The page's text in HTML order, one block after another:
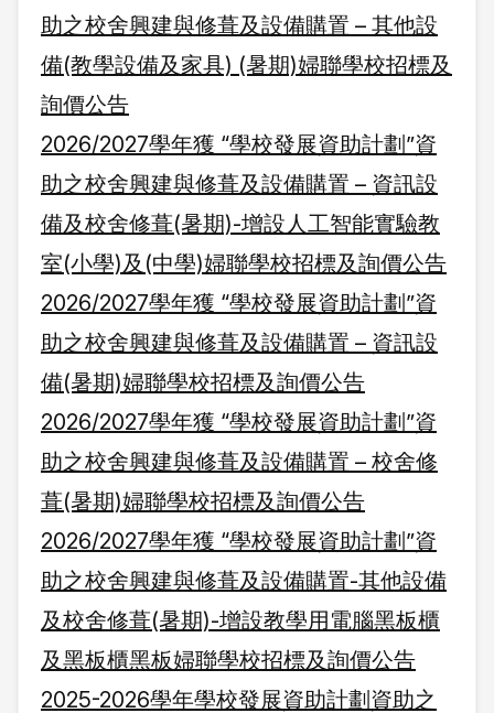
助之校舍興建與修葺及設備購置 – 其他設
備(教學設備及家具) (暑期)婦聯學校招標及
詢價公告
2026/2027學年獲 “學校發展資助計劃”資
助之校舍興建與修葺及設備購置 – 資訊設
備及校舍修葺(暑期)-增設人工智能實驗教
室(小學)及(中學)婦聯學校招標及詢價公告
2026/2027學年獲 “學校發展資助計劃”資
助之校舍興建與修葺及設備購置 – 資訊設
備(暑期)婦聯學校招標及詢價公告
2026/2027學年獲 “學校發展資助計劃”資
助之校舍興建與修葺及設備購置 – 校舍修
葺(暑期)婦聯學校招標及詢價公告
2026/2027學年獲 “學校發展資助計劃”資
助之校舍興建與修葺及設備購置-其他設備
及校舍修葺(暑期)-增設教學用電腦黑板櫃
及黑板櫃黑板婦聯學校招標及詢價公告
2025-2026學年學校發展資助計劃資助之